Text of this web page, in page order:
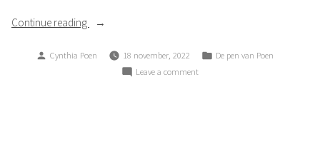
Continue reading
“Krijg
zenuwen…”
Posted
Cynthia Poen 18 november, 2022
Posted
De pen van Poen
Leave a commenton